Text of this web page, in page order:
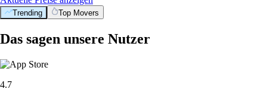
Trending Top Movers
Das sagen unsere Nutzer
4.7